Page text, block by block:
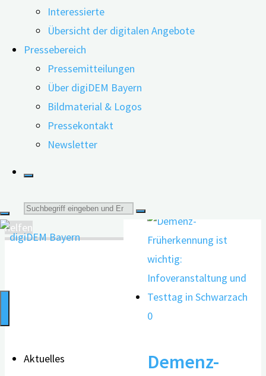
Interessierte
Übersicht der digitalen Angebote
Pressebereich
Pressemitteilungen
Über digiDEM Bayern
Bildmaterial & Logos
Pressekontakt
Newsletter
Suche
nach:
Aktuelles
Nur
0
Demenz-
Impressum|
Datenschutz
Uni Erlangen weist
positive Aspekte
Projekt will Betroffenen
helfen